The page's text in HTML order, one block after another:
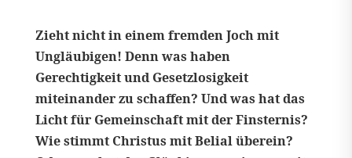
Zieht nicht in einem fremden Joch mit
Ungläubigen! Denn was haben
Gerechtigkeit und Gesetzlosigkeit
miteinander zu schaffen? Und was hat das
Licht für Gemeinschaft mit der Finsternis?
Wie stimmt Christus mit Belial überein?